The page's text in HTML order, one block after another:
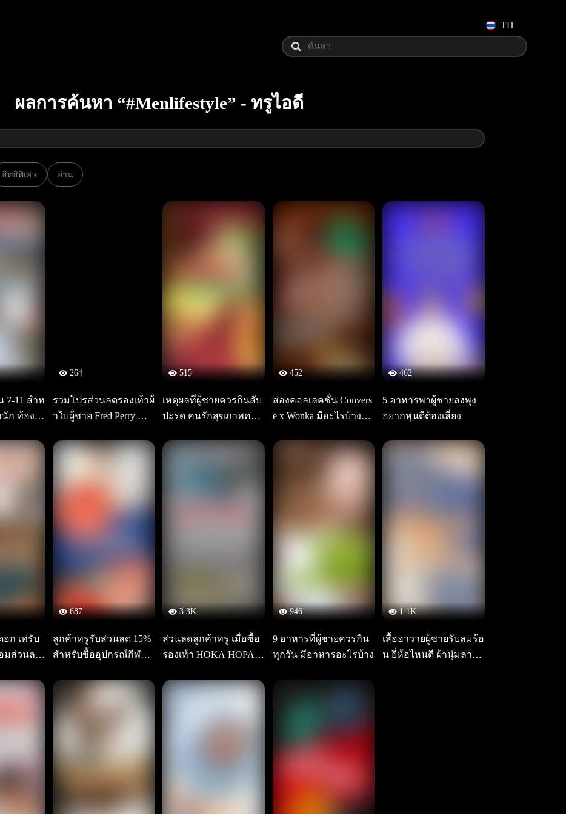
TH
ผลการค้นหา “#Menlifestyle” - ทรูไอดี
สิทธิพิเศษ อ่าน
7-11 สำห
ก ท้องผู
264
รวมโปรส่วนลดรองเท้าผ้
าใบผู้ชาย Fred Perry สำ
515
เหตุผลที่ผู้ชายควรกินสับ
ปะรด คนรักสุขภาพควร
452
ส่องคอลเลคชั่น Convers
e x Wonka มีอะไรบ้างรา
462
5 อาหารพาผู้ชายลงพุง
อยากหุ่นดีต้องเลี่ยง
อก เท่รับ
มส่วนลด
687
ลูกค้าทรูรับส่วนลด 15%
สำหรับซื้ออุปกรณ์กีฬาม
3.3K
ส่วนลดลูกค้าทรู เมื่อซื้อ
รองเท้า HOKA HOPAR
946
9 อาหารที่ผู้ชายควรกิน
ทุกวัน มีอาหารอะไรบ้าง
1.1K
เสื้อฮาวายผู้ชายรับลมร้อ
น ยี่ห้อไหนดี ผ้านุ่มลายส